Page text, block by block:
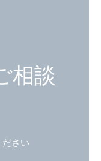
相談
ださい